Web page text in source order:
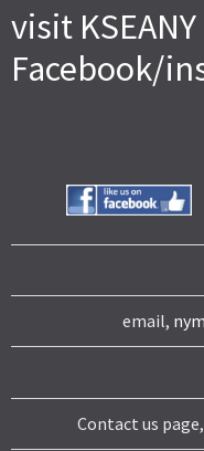
visit KSEANY
Facebook/
email,
Contact us